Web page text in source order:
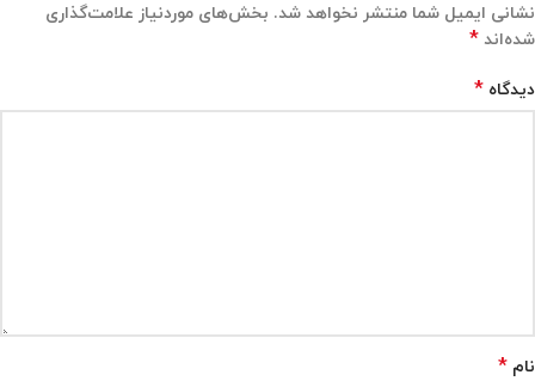
نشانی ایمیل شما منتشر نخواهد شد. بخش‌های موردنیاز علامت‌گذاری
شده‌اند *
دیدگاه *
نام *